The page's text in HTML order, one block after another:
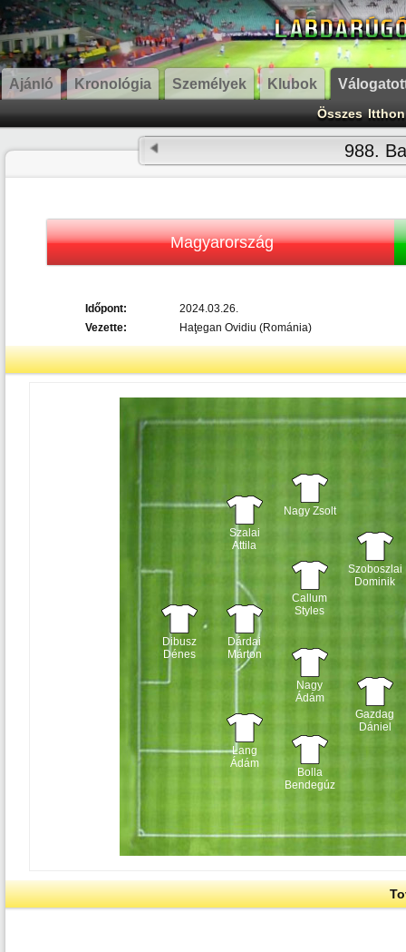
Ajánló Kronológia Személyek Klubok
Összes Itthon
988.
Magyarország
Időpont:
2024.03.26.
Vezette:
Haţegan Ovidiu (Románia)
Dibusz
Dénes
Szalai
Attila
Dárdai
Márton
Lang
Ádám
Nagy Zsolt
Callum
Styles
Nagy
Ádám
Bolla
Bendegúz
Szoboszlai
Dominik
Gazdag
Dániel